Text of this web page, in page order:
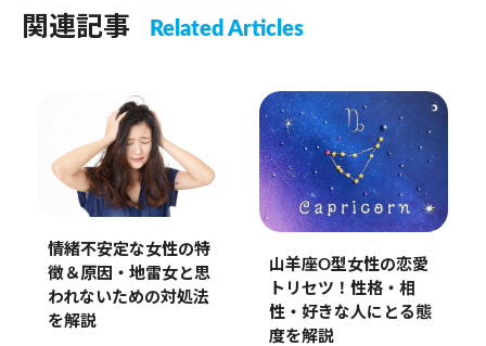
関連記事 Related Articles
情緒不安定な女性の特
徴＆原因・地雷女と思
われないための対処法
を解説
山羊座O型女性の恋愛
トリセツ！性格・相
性・好きな人にとる態
度を解説